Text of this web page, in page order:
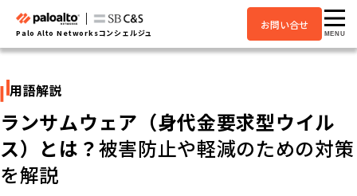
Palo Alto Networksコンシェルジュ
お問い合せ
MENU
用語解説
ランサムウェア（身代金要求型ウイル
ス）とは？被害防止や軽減のための対策
を解説